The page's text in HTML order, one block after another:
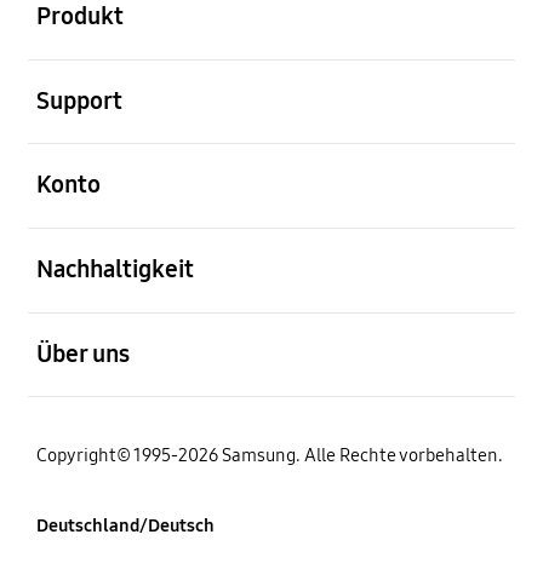
Produkt
Support
Konto
Nachhaltigkeit
Über uns
Copyright© 1995-2026 Samsung. Alle Rechte vorbehalten.
Deutschland/Deutsch